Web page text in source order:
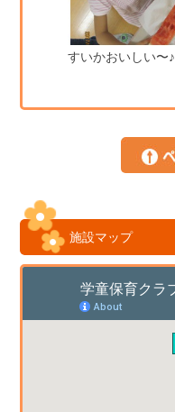
すいかおいしい〜♪
施設マップ